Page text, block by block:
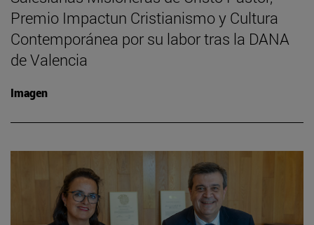
Premio Impactun Cristianismo y Cultura
Contemporánea por su labor tras la DANA
de Valencia
Imagen